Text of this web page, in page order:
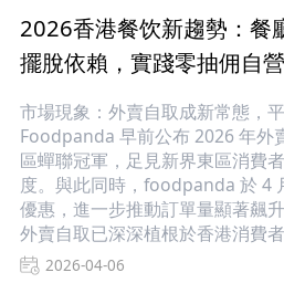
2026香港餐饮新趨勢：餐
擺脫依賴，實踐零抽佣自
市場現象：外賣自取成新常態，
Foodpanda 早前公布 2026 年外
區蟬聯冠軍，足見新界東區消費
度。與此同時，foodpanda 於 4
優惠，進一步推動訂單量顯著飆
外賣自取已深深植根於香港消費
2026-04-06